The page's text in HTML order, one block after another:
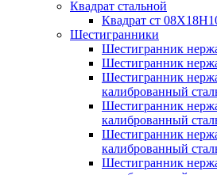
Квадрат стальной
Квадрат ст
Шестигранники
Шестигранник
Шестигранник
Шестигранник
калиброванный
Шестигранник
калиброванный
Шестигранник
калиброванный
Шестигранник